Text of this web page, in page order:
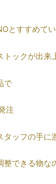
とすすめて
トックが出来
で
注
タッフの手に
整できる物な